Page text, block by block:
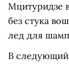
Мцитуридзе
без стука
лед для
В следующий